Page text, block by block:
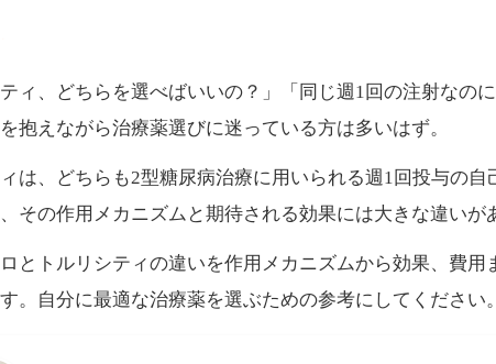
ティ、どちらを選べばいいの？」「同じ週1回の注射な
抱えながら治療薬選びに迷っている方は多いはず。
は、どちらも2型糖尿病治療に用いられる週1回投与の
その作用メカニズムと期待される効果には大きな違いが
とトルリシティの違いを作用メカニズムから効果、費
。自分に最適な治療薬を選ぶための参考にしてください。